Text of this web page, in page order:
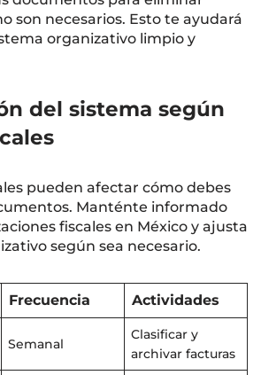
son necesarios. Esto te ayudará
organizativo limpio y
del sistema según
pueden afectar cómo debes
Manténte informado
fiscales en México y ajusta
según sea necesario.
Frecuencia Actividades
Semanal
Clasificar y
archivar facturas